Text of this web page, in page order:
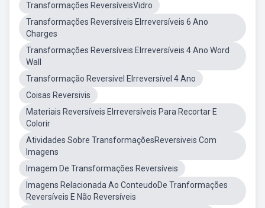
Transformações ReversíveisVidro
Transformações Reversíveis EIrreversíveis 6 Ano
Charges
Transformações Reversíveis EIrreversíveis 4 Ano Word
Wall
Transformação Reversível EIrreversível 4 Ano
Coisas Reversivis
Materiais Reversíveis EIrreversíveis Para Recortar E
Colorir
Atividades Sobre TransformaçõesReversiveis Com
Imagens
Imagem De Transformações Reversíveis
Imagens Relacionada Ao ConteudoDe Tranformações
Reversíveis E Não Reversíveis